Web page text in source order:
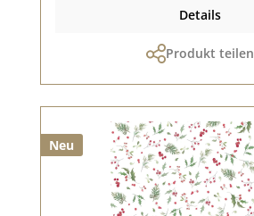
Details
Produkt teilen
Neu